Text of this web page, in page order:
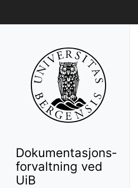
Dokumentasjons­
forvaltning ved
UiB